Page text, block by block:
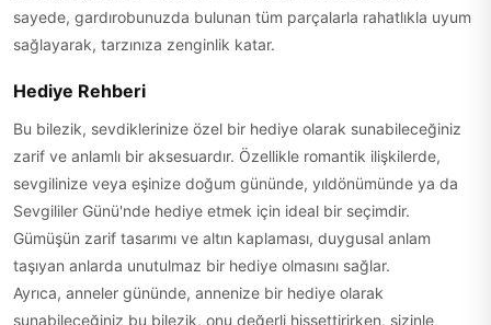
sayede, gardırobunuzda bulunan tüm parçalarla rahatlıkla uyum
sağlayarak, tarzınıza zenginlik katar.
Hediye Rehberi
Bu bilezik, sevdiklerinize özel bir hediye olarak sunabileceğiniz
zarif ve anlamlı bir aksesuardır. Özellikle romantik ilişkilerde,
sevgilinize veya eşinize doğum gününde, yıldönümünde ya da
Sevgililer Günü'nde hediye etmek için ideal bir seçimdir.
Gümüşün zarif tasarımı ve altın kaplaması, duygusal anlam
taşıyan anlarda unutulmaz bir hediye olmasını sağlar.
Ayrıca, anneler gününde, annenize bir hediye olarak
sunabileceğiniz bu bilezik, onu değerli hissettirirken, sizinle